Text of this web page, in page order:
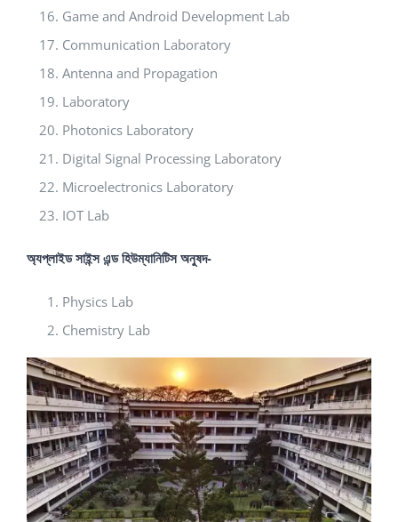
Game and Android Development Lab
Communication Laboratory
Antenna and Propagation
Laboratory
Photonics Laboratory
Digital Signal Processing Laboratory
Microelectronics Laboratory
IOT Lab
অ্যপ্লাইড সাইন্স এন্ড হিউম্যানিটিস অনুষদ-
Physics Lab
Chemistry Lab